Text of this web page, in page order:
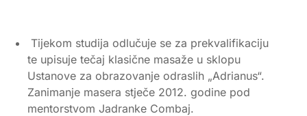
Tijekom studija odlučuje se za prekvalifikaciju
te upisuje tečaj klasične masaže u sklopu
Ustanove za obrazovanje odraslih „Adrianus“.
Zanimanje masera stječe 2012. godine pod
mentorstvom Jadranke Combaj.